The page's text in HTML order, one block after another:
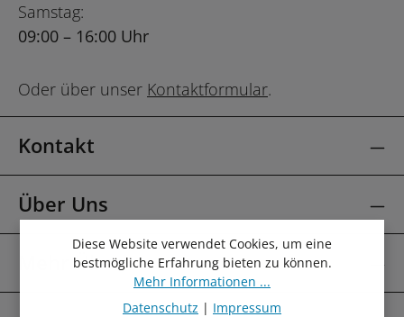
Samstag:
09:00 – 16:00 Uhr
Oder über unser Kontaktformular.
Kontakt
Über Uns
Mehr Über
Diese Website verwendet Cookies, um eine
bestmögliche Erfahrung bieten zu können.
Mehr Informationen ...
Datenschutz | Impressum